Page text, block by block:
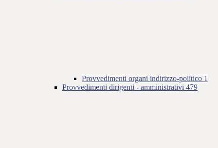
Provvedimenti organi indirizzo-politico 1
Provvedimenti dirigenti - amministrativi 479